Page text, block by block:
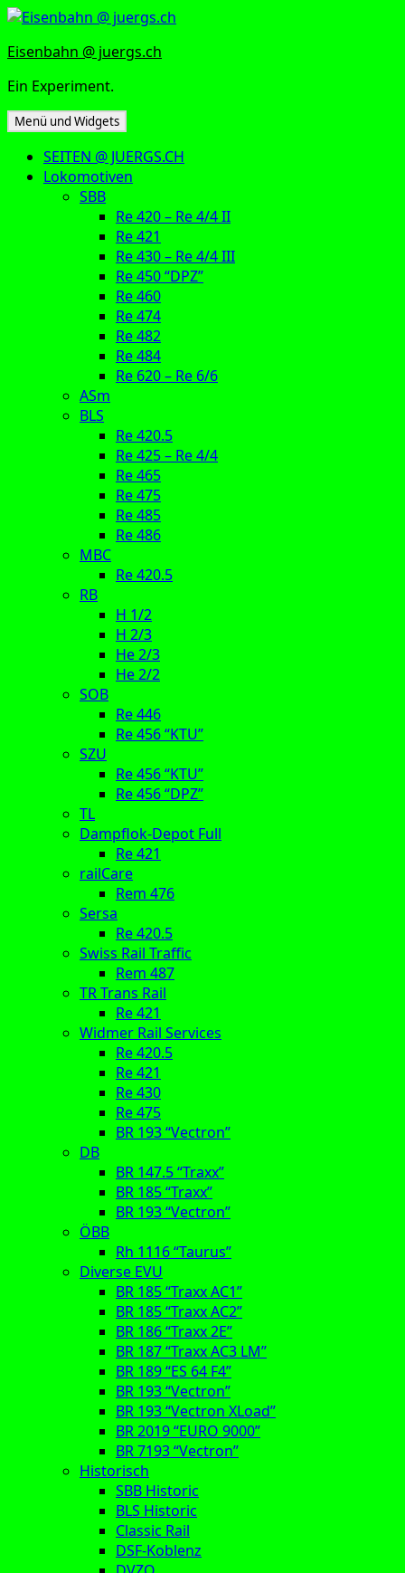
Zum
springen
Eisenbahn @ juergs.ch
Ein Experiment.
Menü und Widgets
SEITEN @ JUERGS.CH
Lokomotiven
SBB
Re 420 – Re 4/4 II
Re 421
Re 430 – Re 4/4 III
Re 450 “DPZ”
Re 460
Re 474
Re 482
Re 484
Re 620 – Re 6/6
ASm
BLS
Re 420.5
Re 425 – Re 4/4
Re 465
Re 475
Re 485
Re 486
MBC
Re 420.5
RB
H 1/2
H 2/3
He 2/3
He 2/2
SOB
Re 446
Re 456 “KTU”
SZU
Re 456 “KTU”
Re 456 “DPZ”
TL
Dampflok-Depot Full
Re 421
railCare
Rem 476
Sersa
Re 420.5
Swiss Rail Traffic
Rem 487
TR Trans Rail
Re 421
Widmer Rail Services
Re 420.5
Re 421
Re 430
Re 475
BR 193 “Vectron”
DB
BR 147.5 “Traxx”
BR 185 “Traxx”
BR 193 “Vectron”
ÖBB
Rh 1116 “Taurus”
Diverse EVU
BR 185 “Traxx AC1”
BR 185 “Traxx AC2”
BR 186 “Traxx 2E”
BR 187 “Traxx AC3 LM”
BR 189 “ES 64 F4”
BR 193 “Vectron”
BR 193 “Vectron XLoad”
BR 2019 “EURO 9000”
BR 7193 “Vectron”
Historisch
SBB Historic
BLS Historic
Classic Rail
DSF-Koblenz